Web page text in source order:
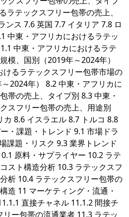
ラテックスフリー包帯の売上、
ンス 7.6 英国 7.7 イタリア 7.8 ロ
中東・アフリカにおけるラテッ
中東・アフリカにおけるラテ
模、国別（2019年～2024年）
るラテックスフリー包帯市場の
2024年） 8.2 中東・アフリカに
帯の売上、タイプ別 8.3 中東・
スフリー包帯の売上、用途別
8.6 イスラエル 8.7 トルコ 8.8
・課題・トレンド 9.1 市場ドラ
課題・リスク 9.3 業界トレンド
原料・サプライヤー 10.2 ラテ
スト構造分析 10.3 ラテックスフ
析 10.4 ラテックスフリー包帯の
造 11 マーケティング・流通・
直接チャネル 11.1.2 間接チ
ー包帯の流通業者 11.3 ラテッ